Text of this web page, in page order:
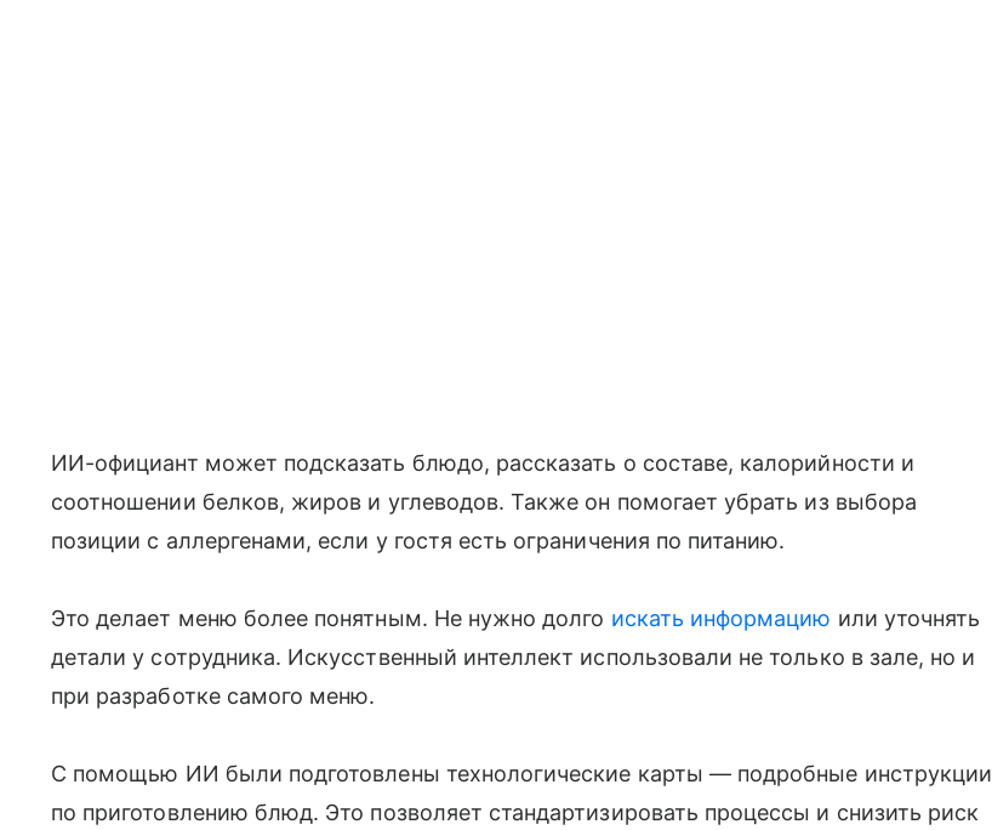
ИИ-официант может подсказать блюдо, рассказать о составе, калорийности и
соотношении белков, жиров и углеводов. Также он помогает убрать из выбора
позиции с аллергенами, если у гостя есть ограничения по питанию.
Это делает меню более понятным. Не нужно долго искать информацию или уточнять
детали у сотрудника. Искусственный интеллект использовали не только в зале, но и
при разработке самого меню.
С помощью ИИ были подготовлены технологические карты — подробные инструкции
по приготовлению блюд. Это позволяет стандартизировать процессы и снизить риск